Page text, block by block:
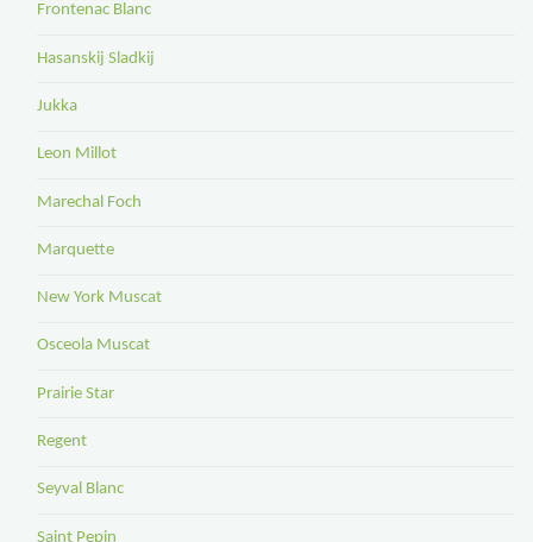
Frontenac Blanc
Hasanskij Sladkij
Jukka
Leon Millot
Marechal Foch
Marquette
New York Muscat
Osceola Muscat
Prairie Star
Regent
Seyval Blanc
Saint Pepin